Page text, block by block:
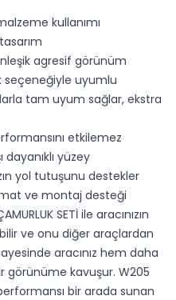
kullanımı
agresif görünüm
seçeneğiyle uyumlu
tam uyum sağlar, ekstra
etkilemez
yüzey
yol tutuşunu destekler
ve montaj desteği
SETİ ile aracınızın
ve onu diğer araçlardan
aracınız hem daha
kavuşur. W205
bir arada sunan